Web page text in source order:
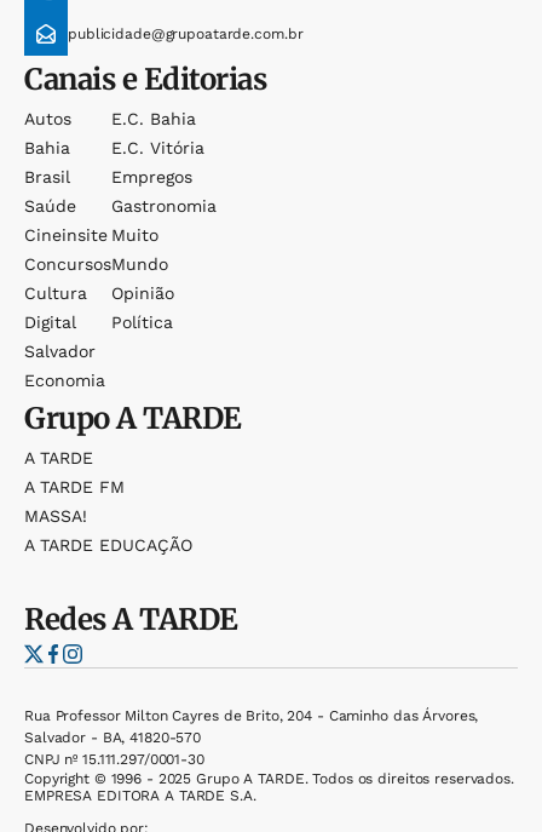
publicidade@grupoatarde.com.br
Canais e Editorias
Autos
Bahia
Brasil
Saúde
Cineinsite
Concursos
Cultura
Digital
Salvador
Economia
E.c. Bahia
E.c. Vitória
Empregos
Gastronomia
Muito
Mundo
Opinião
Política
GrupoA TARDE
A TARDE
A TARDE FM
MASSA!
A TARDE EDUCAÇÃO
RedesA TARDE
Rua Professor Milton Cayres de Brito, 204 - Caminho das Árvores,
Salvador - BA, 41820-570
CNPJ nº 15.111.297/0001-30
Copyright © 1996 - 2025 Grupo A TARDE. Todos os direitos reservados.
EMPRESA EDITORA A TARDE S.A.
Desenvolvido por: